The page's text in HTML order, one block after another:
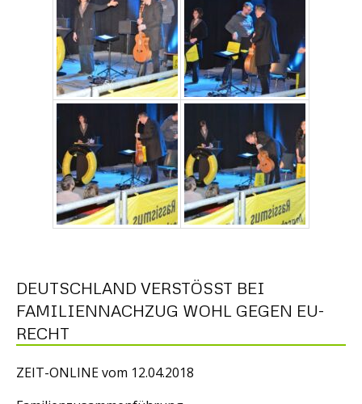
DEUTSCHLAND VERSTÖSST BEI F
AMILIENNACHZUG WOHL GEGEN EU-R
ECHT
ZEIT-ONLINE vom 12.04.2018